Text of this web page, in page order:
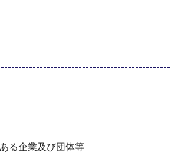
る企業及び団体等